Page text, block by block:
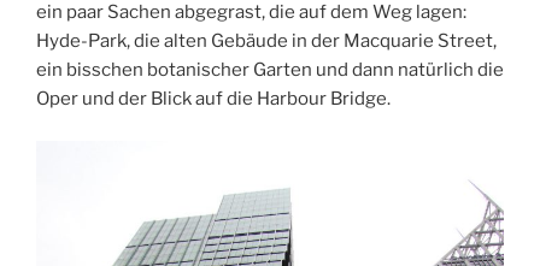
ein paar Sachen abgegrast, die auf dem Weg lagen:
Hyde-Park, die alten Gebäude in der Macquarie Street,
ein bisschen botanischer Garten und dann natürlich die
Oper und der Blick auf die Harbour Bridge.